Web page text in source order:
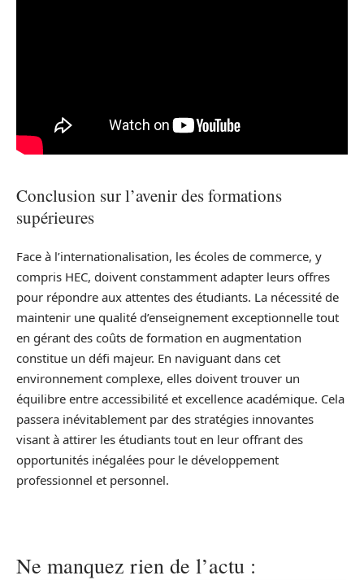
Conclusion sur l’avenir des formations
supérieures
Face à l’internationalisation, les écoles de commerce, y
compris HEC, doivent constamment adapter leurs offres
pour répondre aux attentes des étudiants. La nécessité de
maintenir une qualité d’enseignement exceptionnelle tout
en gérant des coûts de formation en augmentation
constitue un défi majeur. En naviguant dans cet
environnement complexe, elles doivent trouver un
équilibre entre accessibilité et excellence académique. Cela
passera inévitablement par des stratégies innovantes
visant à attirer les étudiants tout en leur offrant des
opportunités inégalées pour le développement
professionnel et personnel.
Ne manquez rien de l’actu :